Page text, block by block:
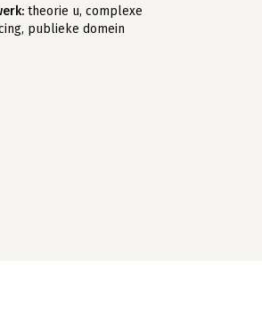
theorie u, complexe
publieke domein